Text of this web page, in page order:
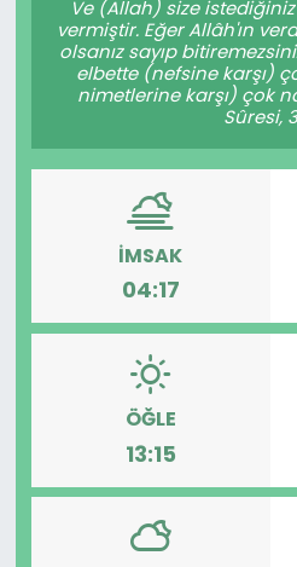
Ve (Allah) size
vermiştir. Eğer Allâh'ın
olsanız sayıp
elbette (nefsine karşı)
nimetlerine karşı) çok
Sûresi,
İMSAK
04:17
ÖĞLE
13:15
KÜLTÜR SANAT
MAGAZİN
POLİTİKA
SAĞLIK
Siyaset
TEKNOLOJİ
YEREL POLİTİKA